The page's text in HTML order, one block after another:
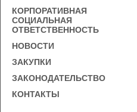
КОРПОРАТИВНАЯ
СОЦИАЛЬНАЯ
ОТВЕТСТВЕННОСТЬ
НОВОСТИ
ЗАКУПКИ
ЗАКОНОДАТЕЛЬСТВО
КОНТАКТЫ